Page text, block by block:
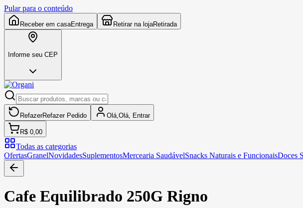
Pular para o conteúdo
Receber em casaEntrega Retirar na lojaRetirada
Informe seu CEP
RefazerRefazer Pedido Olá, Olá, Entrar
R$ 0,00
Todas as categorias
OfertasGranelNovidadesSuplementosMercearia SaudávelSnacks Naturais e FuncionaisDoces
Cafe Equilibrado 250G Rigno